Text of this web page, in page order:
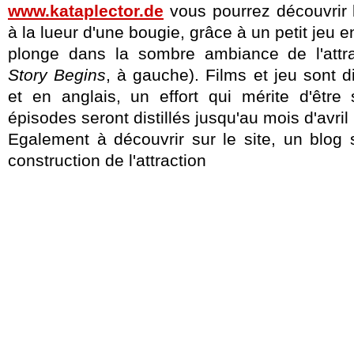
www.kataplector.de vous pourrez
à la lueur d'une bougie, grâce à un petit jeu
plonge dans la sombre ambiance de
Story Begins, à gauche). Films et jeu sont
et en anglais, un effort qui mérite d'être
épisodes seront distillés jusqu'au mois d'avril
Egalement à découvrir sur le site, un blog
construction de l'attraction